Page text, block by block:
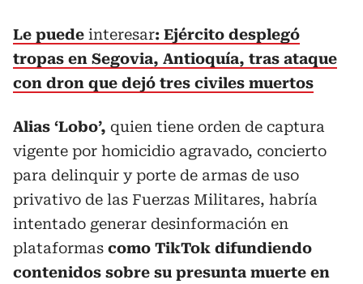
Le puede interesar: Ejército desplegó
tropas en Segovia, Antioquía, tras ataque
con dron que dejó tres civiles muertos
Alias ‘Lobo’, quien tiene orden de captura
vigente por homicidio agravado, concierto
para delinquir y porte de armas de uso
privativo de las Fuerzas Militares, habría
intentado generar desinformación en
plataformas como TikTok difundiendo
contenidos sobre su presunta muerte en